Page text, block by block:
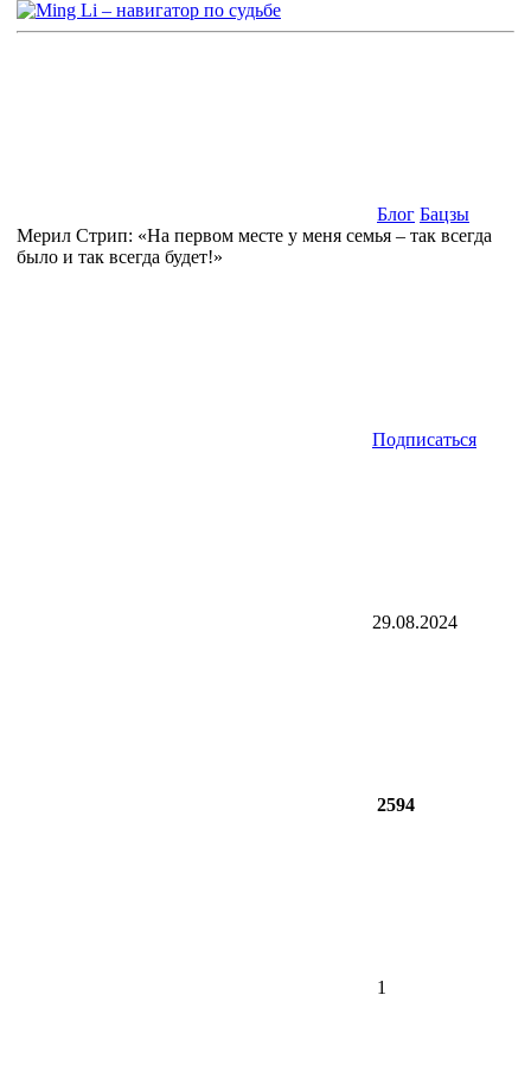
Блог Бацзы
Мерил Стрип: «На первом месте у меня семья – так всегда
было и так всегда будет!»
Подписаться
29.08.2024
2594
1